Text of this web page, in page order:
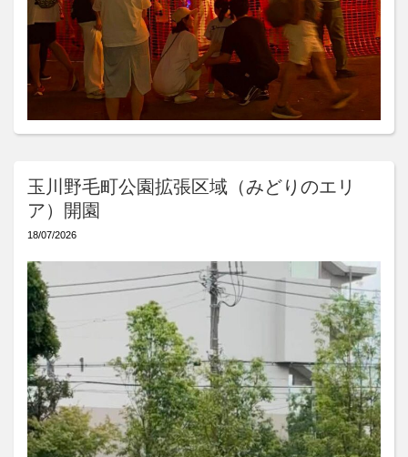
玉川野毛町公園拡張区域（みどりのエリ
ア）開園
18/07/2026